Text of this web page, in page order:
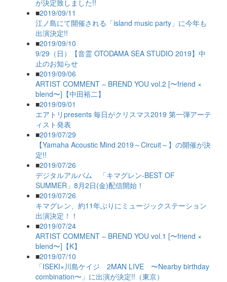
が決定致しました!!
■2019/09/11
江ノ島にて開催される「island music party」に今年も
出演決定!!
■2019/09/10
9/29（日）【音霊 OTODAMA SEA STUDIO 2019】中
止のお知らせ
■2019/09/06
ARTIST COMMENT – BREND YOU vol.2 [〜friend ×
blend〜]【中田裕二】
■2019/09/01
エアトリpresents 毎日がクリスマス2019 第一弾アーテ
ィスト発表
■2019/07/29
【Yamaha Acoustic Mind 2019～Circuit～】の開催が決
定!!
■2019/07/26
デジタルアルバム 「キマグレン-BEST OF
SUMMER」8月2日(金)配信開始！
■2019/07/26
キマグレン、約11年ぶりにミュージックステーション
出演決定！！
■2019/07/24
ARTIST COMMENT – BREND YOU vol.1 [〜friend ×
blend〜]【K】
■2019/07/10
「ISEKI×川島ケイジ 2MAN LIVE 〜Nearby birthday
combination〜」に出演が決定!!（東京）